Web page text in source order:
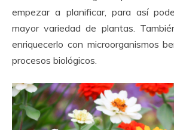
empezar a planificar, para así
mayor variedad de plantas.
enriquecerlo con microorganismos
procesos biológicos.